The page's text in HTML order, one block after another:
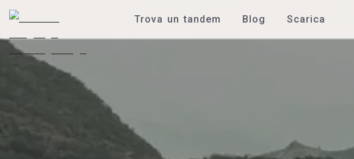
Trova un tandem Blog Scarica